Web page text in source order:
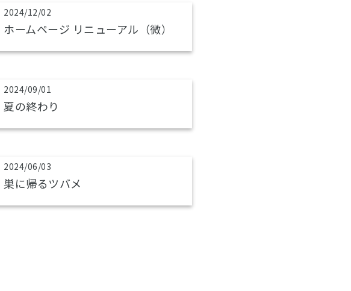
2024/12/02
ホームページ リニューアル（微）
2024/09/01
夏の終わり
2024/06/03
巣に帰るツバメ